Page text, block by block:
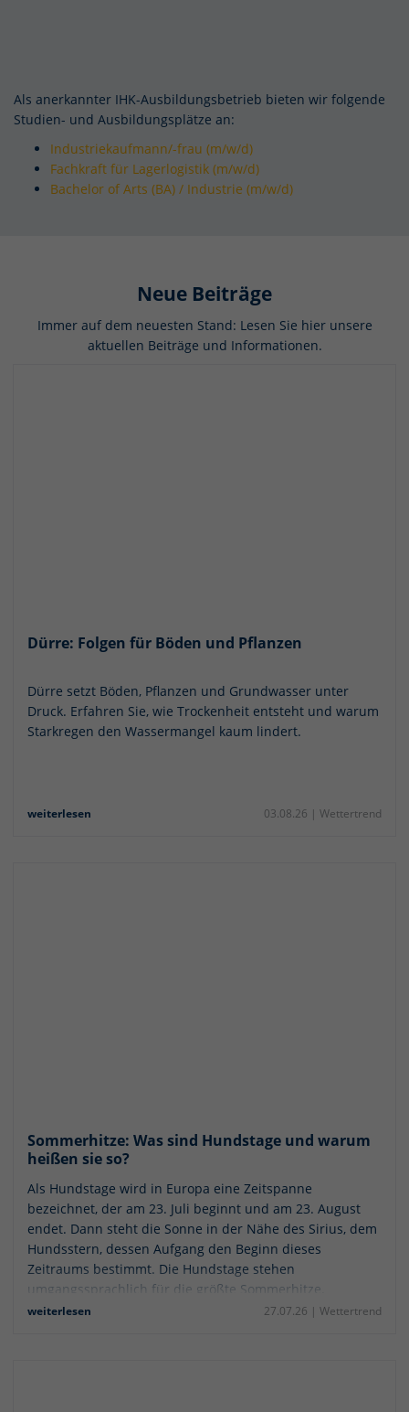
Als anerkannter IHK-Ausbildungsbetrieb bieten wir folgende
Studien- und Ausbildungsplätze an:
Industriekaufmann/-frau (m/w/d)
Fachkraft für Lagerlogistik (m/w/d)
Bachelor of Arts (BA) / Industrie (m/w/d)
Neue Beiträge
Immer auf dem neuesten Stand: Lesen Sie hier unsere
aktuellen Beiträge und Informationen.
Dürre: Folgen für Böden und Pflanzen
Dürre setzt Böden, Pflanzen und Grundwasser unter
Druck. Erfahren Sie, wie Trockenheit entsteht und warum
Starkregen den Wassermangel kaum lindert.
weiterlesen 03.08.26 | Wettertrend
Sommerhitze: Was sind Hundstage und warum
heißen sie so?
Als Hundstage wird in Europa eine Zeitspanne
bezeichnet, der am 23. Juli beginnt und am 23. August
endet. Dann steht die Sonne in der Nähe des Sirius, dem
Hundsstern, dessen Aufgang den Beginn dieses
Zeitraums bestimmt. Die Hundstage stehen
umgangssprachlich für die größte Sommerhitze.
weiterlesen 27.07.26 | Wettertrend